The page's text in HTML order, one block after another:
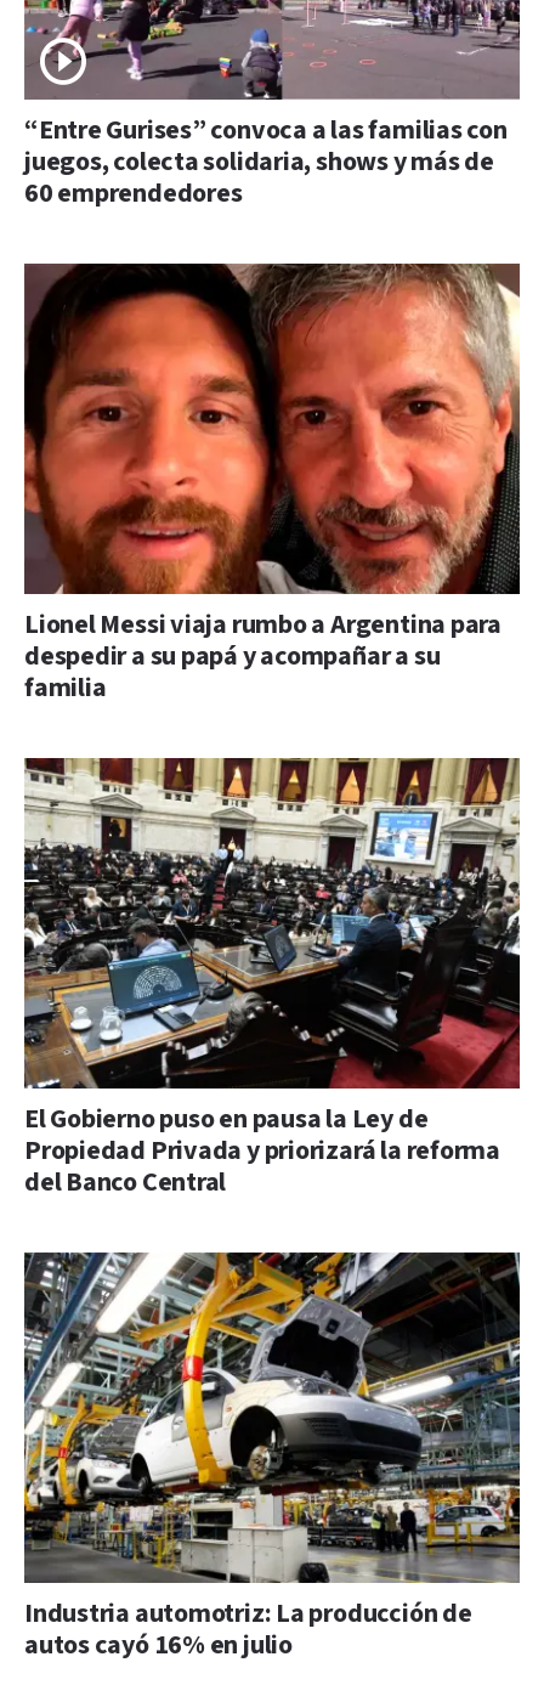
“Entre Gurises” convoca a las familias con
juegos, colecta solidaria, shows y más de
60 emprendedores
Lionel Messi viaja rumbo a Argentina para
despedir a su papá y acompañar a su
familia
El Gobierno puso en pausa la Ley de
Propiedad Privada y priorizará la reforma
del Banco Central
Industria automotriz: La producción de
autos cayó 16% en julio